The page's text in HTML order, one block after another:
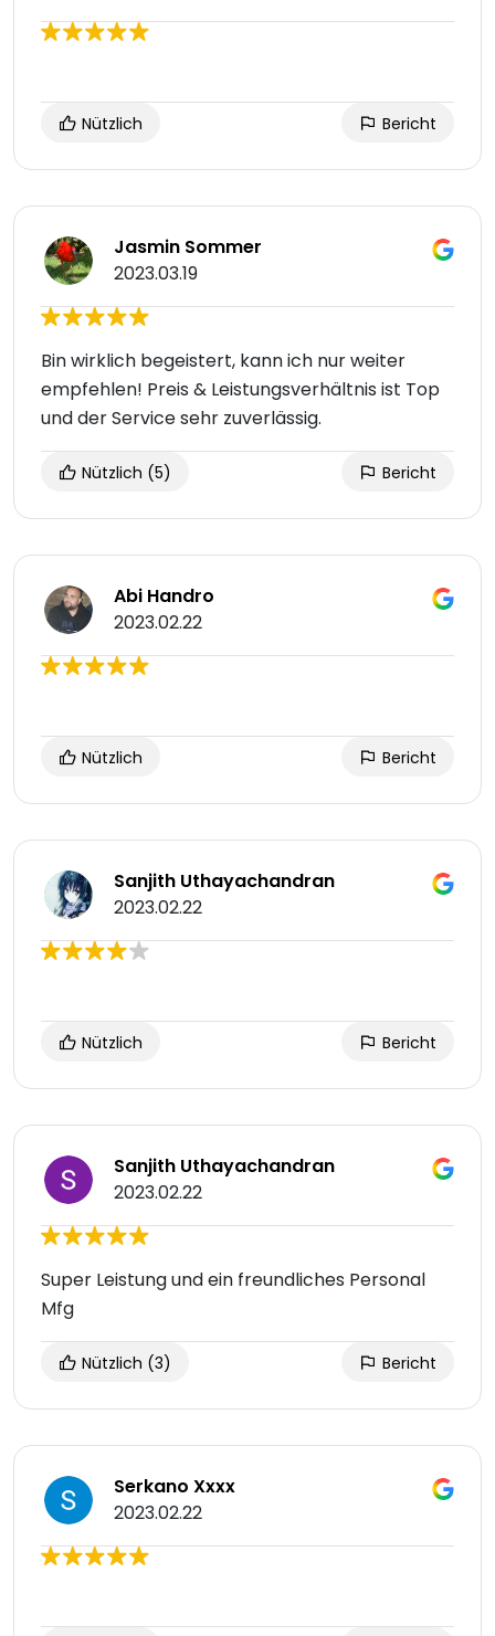
Nützlich Bericht
Jasmin Sommer
2023.03.19
Bin wirklich begeistert, kann ich nur weiter
empfehlen! Preis & Leistungsverhältnis ist Top
und der Service sehr zuverlässig.
Nützlich (5) Bericht
Abi Handro
2023.02.22
Nützlich Bericht
Sanjith Uthayachandran
2023.02.22
Nützlich Bericht
Sanjith Uthayachandran
2023.02.22
Super Leistung und ein freundliches Personal
Mfg
Nützlich (3) Bericht
Serkano Xxxx
2023.02.22